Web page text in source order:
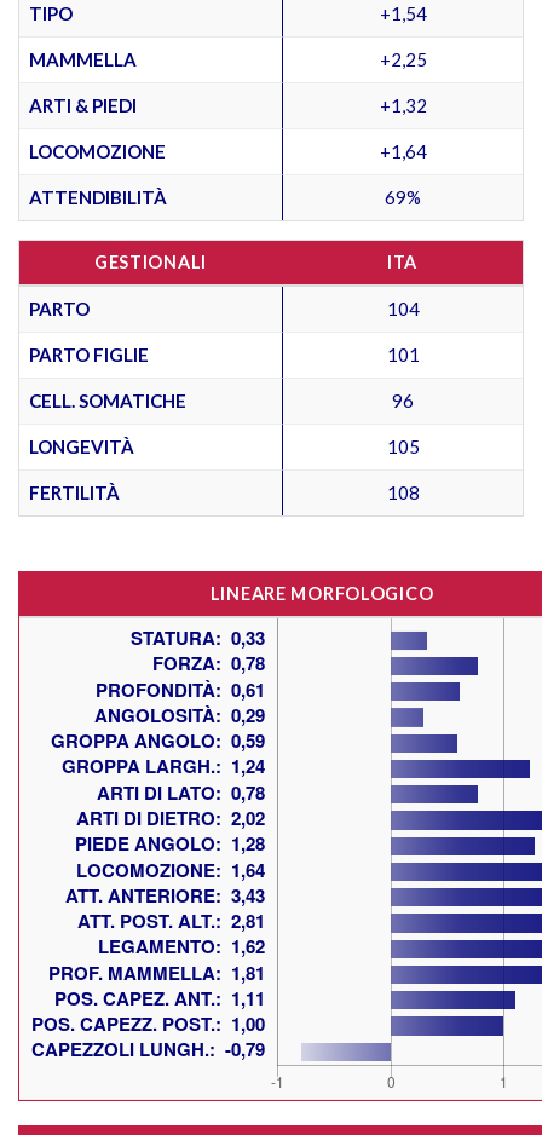
TIPO +1,54
MAMMELLA +2,25
ARTI & PIEDI +1,32
LOCOMOZIONE +1,64
ATTENDIBILITÀ 69%
GESTIONALI ITA
PARTO 104
PARTO FIGLIE 101
CELL. SOMATICHE 96
LONGEVITÀ 105
FERTILITÀ 108
LINEARE MORFOLOGICO